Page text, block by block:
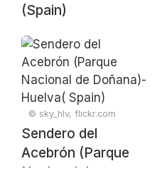
(Spain)
© sky_hlv, flickr.com
Sendero del
Acebrón (Parque
Nacional de